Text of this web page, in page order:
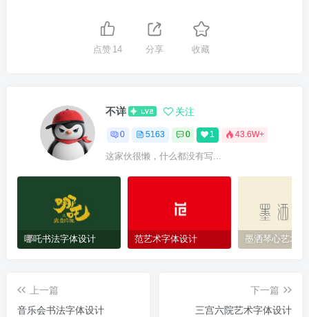
点赞 14 分享 收藏
不详 关注
0 5163 0 1 43.6W+
这家伙很懒，什么都没有写...
哪吒书法字体设计 范艺术字体设计 墨洒琴心艺术
上一篇
音乐会书法字体设计
下一篇
三宫六院艺术字体设计